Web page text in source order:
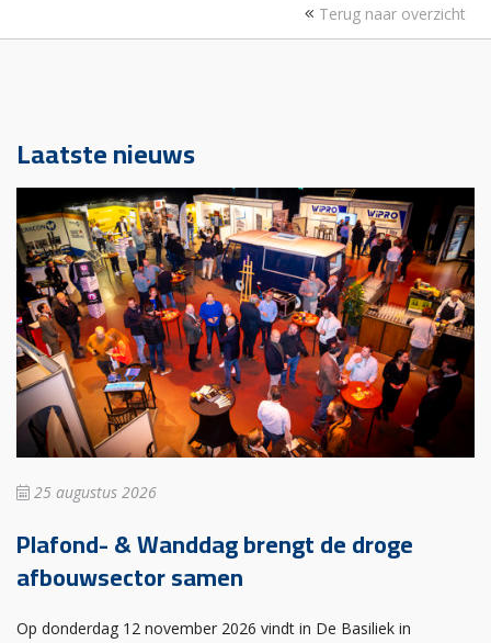
Terug naar overzicht
Laatste nieuws
25 augustus 2026
Plafond- & Wanddag brengt de droge
afbouwsector samen
Op donderdag 12 november 2026 vindt in De Basiliek in